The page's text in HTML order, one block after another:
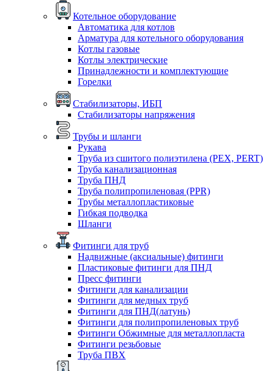
Котельное оборудование
Автоматика для котлов
Арматура для котельного оборудования
Котлы газовые
Котлы электрические
Принадлежности и комплектующие
Горелки
Стабилизаторы, ИБП
Стабилизаторы напряжения
Трубы и шланги
Рукава
Труба из сшитого полиэтилена (PEX, PERT)
Труба канализационная
Труба ПНД
Труба полипропиленовая (PPR)
Трубы металлопластиковые
Гибкая подводка
Шланги
Фитинги для труб
Надвижные (аксиальные) фитинги
Пластиковые фитинги для ПНД
Пресс фитинги
Фитинги для канализации
Фитинги для медных труб
Фитинги для ПНД(латунь)
Фитинги для полипропиленовых труб
Фитинги Обжимные для металлопласта
Фитинги резьбовые
Труба ПВХ